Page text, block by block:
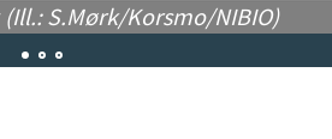
(Ill.: S.Mørk/Korsmo/NIBIO)